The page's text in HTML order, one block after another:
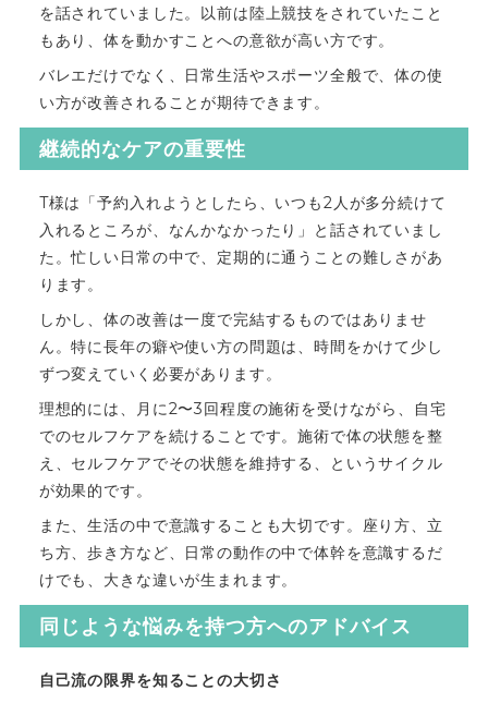
を話されていました。以前は陸上競技をされていたこと
もあり、体を動かすことへの意欲が高い方です。
バレエだけでなく、日常生活やスポーツ全般で、体の使
い方が改善されることが期待できます。
継続的なケアの重要性
T様は「予約入れようとしたら、いつも2人が多分続けて
入れるところが、なんかなかったり」と話されていまし
た。忙しい日常の中で、定期的に通うことの難しさがあ
ります。
しかし、体の改善は一度で完結するものではありませ
ん。特に長年の癖や使い方の問題は、時間をかけて少し
ずつ変えていく必要があります。
理想的には、月に2〜3回程度の施術を受けながら、自宅
でのセルフケアを続けることです。施術で体の状態を整
え、セルフケアでその状態を維持する、というサイクル
が効果的です。
また、生活の中で意識することも大切です。座り方、立
ち方、歩き方など、日常の動作の中で体幹を意識するだ
けでも、大きな違いが生まれます。
同じような悩みを持つ方へのアドバイス
自己流の限界を知ることの大切さ